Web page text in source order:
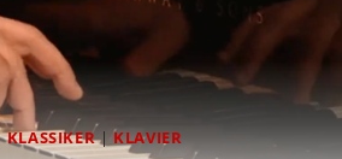
KLASSIKER| KLAVIER